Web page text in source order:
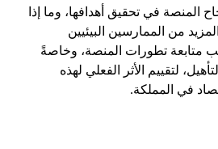
في تحقيق أهدافها، وما إذا
من الممارسين البيئيين
متابعة تطورات المنصة، وخاصةً
لتقييم الأثر الفعلي لهذه
في المملكة.